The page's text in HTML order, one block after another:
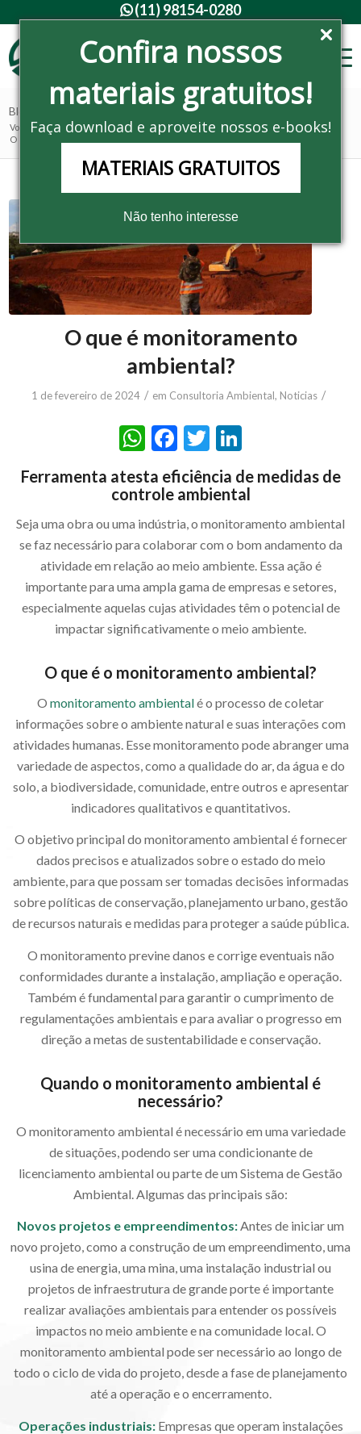
Confira nossos
materiais gratuitos!
Faça download e aproveite nossos e-books!
MATERIAIS GRATUITOS
Não tenho interesse
(11) 98154-0280
Blog - Últimas notícias
Você está aqui: Home / Noticias / Consultoria Ambiental /
O que é monitoramento ambiental?
O que é monitoramento
ambiental?
1 de fevereiro de 2024 / em Consultoria Ambiental, Noticias /
WhatsApp
Facebook
Twitter
Ferramenta atesta eficiência de medidas de
controle ambiental
Seja uma obra ou uma indústria, o monitoramento ambiental
se faz necessário para colaborar com o bom andamento da
atividade em relação ao meio ambiente. Essa ação é
importante para uma ampla gama de empresas e setores,
especialmente aquelas cujas atividades têm o potencial de
impactar significativamente o meio ambiente.
O que é o monitoramento ambiental?
O monitoramento ambientalé o processo de coletar
informações sobre o ambiente natural e suas interações com
atividades humanas. Esse monitoramento pode abranger uma
variedade de aspectos, como a qualidade do ar, da água e do
solo, a biodiversidade, comunidade, entre outros e apresentar
indicadores qualitativos e quantitativos.
O objetivo principal do monitoramento ambiental é fornecer
dados precisos e atualizados sobre o estado do meio
ambiente, para que possam ser tomadas decisões informadas
sobre políticas de conservação, planejamento urbano, gestão
de recursos naturais e medidas para proteger a saúde pública.
O monitoramento previne danos e corrige eventuais não
conformidades durante a instalação, ampliação e operação.
Também é fundamental para garantir o cumprimento de
regulamentações ambientais e para avaliar o progresso em
direção a metas de sustentabilidade e conservação.
Quando o monitoramento ambiental é
necessário?
O monitoramento ambiental é necessário em uma variedade
de situações, podendo ser uma condicionante de
licenciamento ambiental ou parte de um Sistema de Gestão
Ambiental. Algumas das principais são:
Novos projetos e empreendimentos:Antes de iniciar um
novo projeto, como a construção de um empreendimento, uma
usina de energia, uma mina, uma instalação industrial ou
projetos de infraestrutura de grande porte é importante
realizar avaliações ambientais para entender os possíveis
impactos no meio ambiente e na comunidade local. O
monitoramento ambiental pode ser necessário ao longo de
todo o ciclo de vida do projeto, desde a fase de planejamento
até a operação e o encerramento.
Operações industriais:Empresas que operam instalações